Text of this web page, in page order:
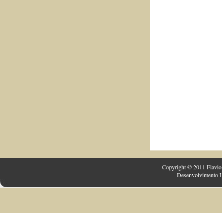
Copyright © 2011 Flavio
Desenvolvimento